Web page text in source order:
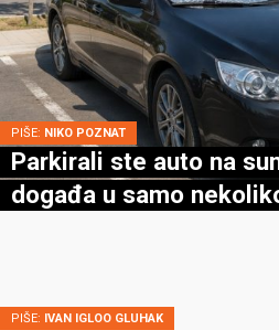
PIŠE: NIKO POZNAT
Parkirali ste auto na
događa u samo
PIŠE: IVAN IGLOO GLUHAK